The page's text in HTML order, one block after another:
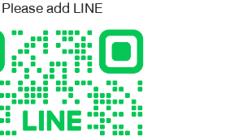
Please add LINE